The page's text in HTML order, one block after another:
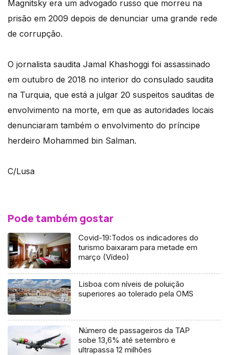
Magnitsky era um advogado russo que morreu na
prisão em 2009 depois de denunciar uma grande rede
de corrupção.
O jornalista saudita Jamal Khashoggi foi assassinado
em outubro de 2018 no interior do consulado saudita
na Turquia, que está a julgar 20 suspeitos sauditas de
envolvimento na morte, em que as autoridades locais
denunciaram também o envolvimento do príncipe
herdeiro Mohammed bin Salman.
C/Lusa
Pode também gostar
Covid-19:Todos os indicadores do
turismo baixaram para metade em
março (Vídeo)
Lisboa com níveis de poluição
superiores ao tolerado pela OMS
Número de passageiros da TAP
sobe 13,6% até setembro e
ultrapassa 12 milhões